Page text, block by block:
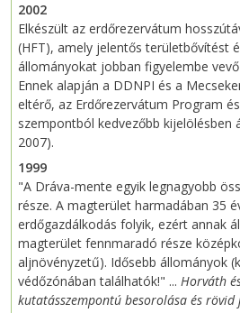
2002
Elkészült az erdőrezervátum
(HFT), amely jelentős területbővítést
állományokat jobban figyelembe
Ennek alapján a DDNPI és a
eltérő, az Erdőrezervátum Program
szempontból kedvezőbb kijelölésben
2007).
1999
"A Dráva-mente egyik legnagyobb
része. A magterület harmadában 35
erdőgazdálkodás folyik, ezért annak
magterület fennmaradó része
aljnövényzetű). Idősebb állományok
védőzónában találhatók!" ... Horváth
kutatásszempontú besorolása és rövid